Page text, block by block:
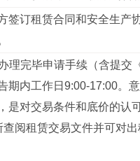
签订租赁合同和安全生产
理完毕申请手续（含提交
期内工作日9:00-17:00。
对交易条件和底价的认
阅租赁交易文件并可对